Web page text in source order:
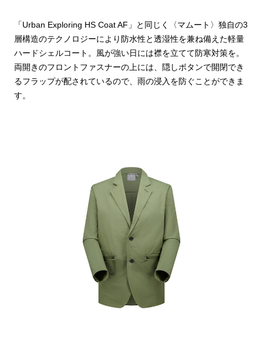
「Urban Exploring HS Coat AF」と同じく〈マムート〉独自の3
層構造のテクノロジーにより防水性と透湿性を兼ね備えた軽量
ハードシェルコート。風が強い日には襟を立てて防寒対策を。
両開きのフロントファスナーの上には、隠しボタンで開閉でき
るフラップが配されているので、雨の浸入を防ぐことができま
す。